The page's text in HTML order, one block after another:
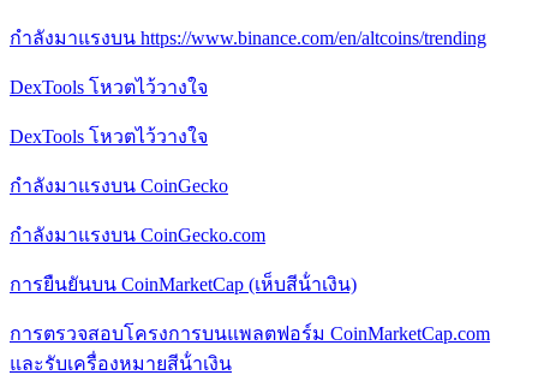
กําลังมาแรงบน https://www.binance.com/en/altcoins/trending
DexTools โหวตไว้วางใจ
DexTools โหวตไว้วางใจ
กําลังมาแรงบน CoinGecko
กําลังมาแรงบน CoinGecko.com
การยืนยันบน CoinMarketCap (เห็บสีน้ําเงิน)
การตรวจสอบโครงการบนแพลตฟอร์ม CoinMarketCap.com
และรับเครื่องหมายสีน้ําเงิน